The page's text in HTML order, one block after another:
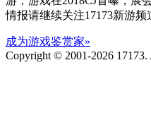
情报请继续关注17173新游频
成为游戏鉴赏家»
Copyright © 2001-2026 17173.